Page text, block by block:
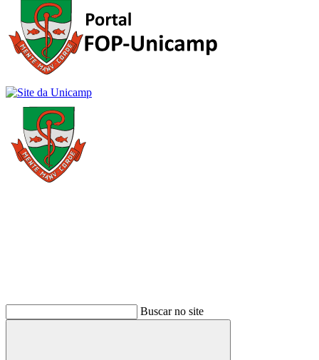
Buscar no site